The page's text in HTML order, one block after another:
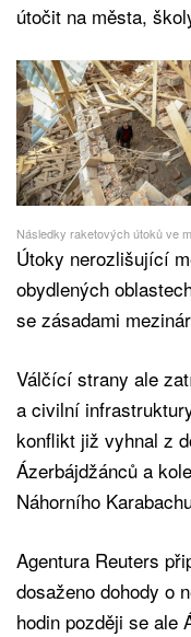
útočit na města,
Následky raketových útoků ve
Útoky nerozlišující
obydlených
se zásadami
Válčící strany ale
a civilní
konflikt již vyhnal z
Ázerbájdžánců a
Náhorního
Agentura Reuters
dosaženo dohody o
hodin později se ale